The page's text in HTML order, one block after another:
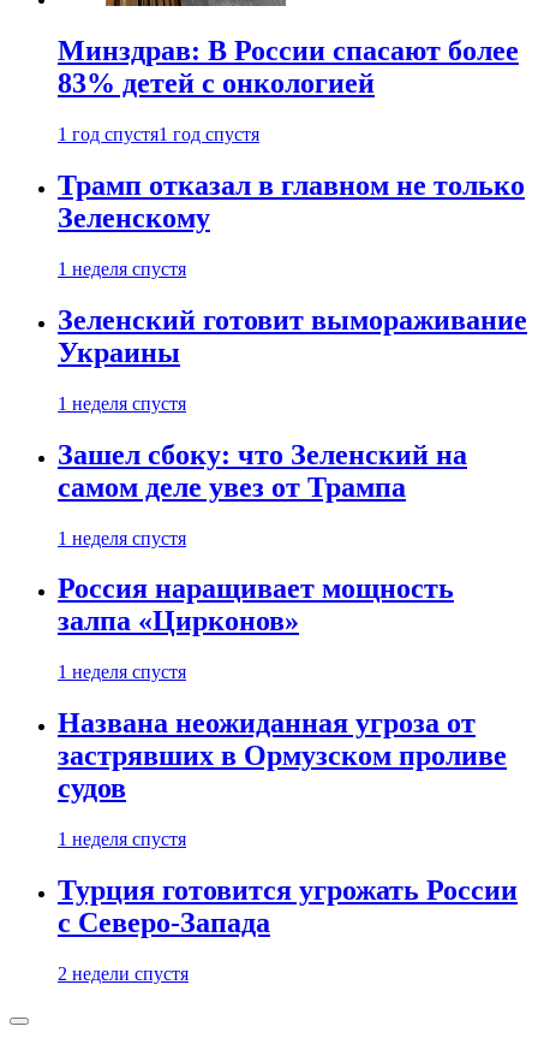
Минздрав: В России спасают более
83% детей с онкологией
1 год спустя1 год спустя
Трамп отказал в главном не только
Зеленскому
1 неделя спустя
Зеленский готовит вымораживание
Украины
1 неделя спустя
Зашел сбоку: что Зеленский на
самом деле увез от Трампа
1 неделя спустя
Россия наращивает мощность
залпа «Цирконов»
1 неделя спустя
Названа неожиданная угроза от
застрявших в Ормузском проливе
судов
1 неделя спустя
Турция готовится угрожать России
с Северо-Запада
2 недели спустя